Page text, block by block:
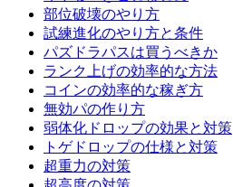
部位破壊のやり方
試練進化のやり方と条件
パズドラパスは買うべきか
ランク上げの効率的な方法
コインの効率的な稼ぎ方
無効パの作り方
弱体化ドロップの効果と対策
トゲドロップの仕様と対策
超重力の対策